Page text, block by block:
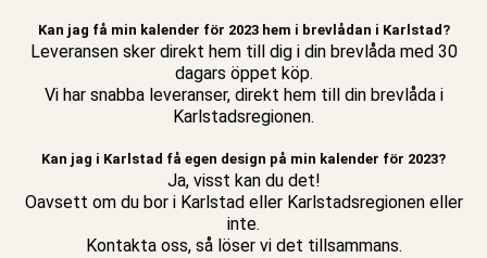
Kan jag få min kalender för 2023 hem i brevlådan i Karlstad?
Leveransen sker direkt hem till dig i din brevlåda med 30
dagars öppet köp.
Vi har snabba leveranser, direkt hem till din brevlåda i
Karlstadsregionen.
Kan jag i Karlstad få egen design på min kalender för 2023?
Ja, visst kan du det!
Oavsett om du bor i Karlstad eller Karlstadsregionen eller
inte.
Kontakta oss, så löser vi det tillsammans.